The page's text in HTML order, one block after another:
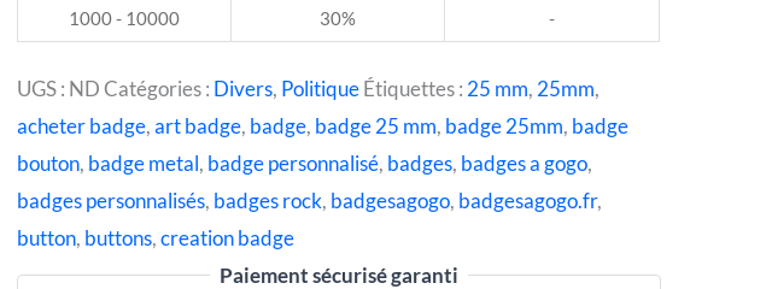
1000 - 10000 30% -
UGS : ND Catégories : Divers, PolitiqueÉtiquettes : 25 mm, 25mm,
acheter badge,art badge, badge, badge 25 mm, badge 25mm, badge
bouton, badge metal, badge personnalisé, badges, badges a gogo,
badges personnalisés, badges rock, badgesagogo, badgesagogo.fr,
button, buttons,creation badge
Paiement sécurisé garanti